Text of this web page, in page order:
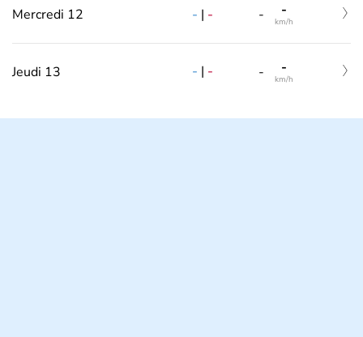
Mercredi 12 - | - - -
km/h
Jeudi 13 - | - - -
km/h